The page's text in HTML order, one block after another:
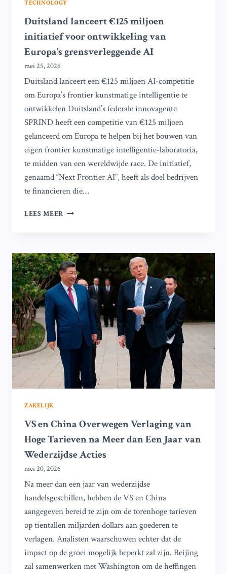
TECHNOLOGY
Duitsland lanceert €125 miljoen
initiatief voor ontwikkeling van
Europa’s grensverleggende AI
mei 25, 2026
Duitsland lanceert een €125 miljoen AI-competitie
om Europa’s frontier kunstmatige intelligentie te
ontwikkelen Duitsland’s federale innovagente
SPRIND heeft een competitie van €125 miljoen
gelanceerd om Europa te helpen bij het bouwen van
eigen frontier kunstmatige intelligentie-laboratoria,
te midden van een wereldwijde race. De initiatief,
genaamd “Next Frontier AI”, heeft als doel bedrijven
te financieren die…
LEES MEER DUITSLAND
INITIATIEF
VOOR
ONTWIKKELING
VAN
EUROPA’S
GRENSVERLEGGENDE
AI
ZAKELIJK
VS en China Overwegen Verlaging van
Hoge Tarieven na Meer dan Een Jaar van
Wederzijdse Acties
mei 20, 2026
Na meer dan een jaar van wederzijdse
handelsgeschillen, hebben de VS en China
aangegeven bereid te zijn om de torenhoge tarieven
op tientallen miljarden dollars aan goederen te
verlagen. Analisten waarschuwen echter dat de
impact op de groei mogelijk beperkt zal zijn. Beijing
zal samenwerken met Washington om de heffingen